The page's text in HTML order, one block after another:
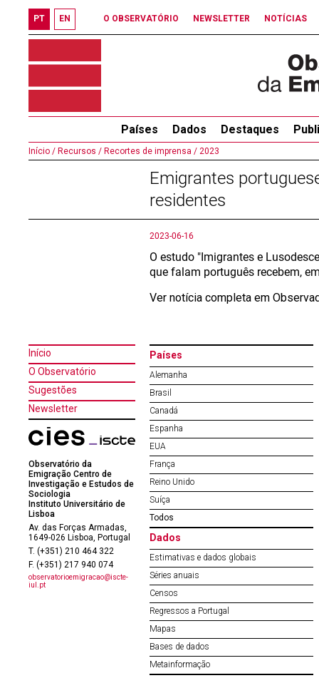
PT EN O OBSERVATÓRIO NEWSLETTER NOTÍCIAS
Países Dados Destaques
Início / Recursos / Recortes de imprensa / 2023
Emigrantes
residentes
2023-06-16
O estudo "Imigrantes e
que falam português recebem,
Ver notícia completa em
Início
O Observatório
Sugestões
Newsletter
Observatório da
Emigração Centro de
Investigação e Estudos de
Sociologia
Instituto Universitário de
Lisboa
Av. das Forças Armadas,
1649-026 Lisboa, Portugal
T. (+351) 210 464 322
F. (+351) 217 940 074
observatorioemigracao@iscte-
iul.pt
Países
Alemanha
Brasil
Canadá
Espanha
EUA
França
Reino Unido
Suíça
Todos
Dados
Estimativas e dados globais
Séries anuais
Censos
Regressos a Portugal
Mapas
Bases de dados
Metainformação